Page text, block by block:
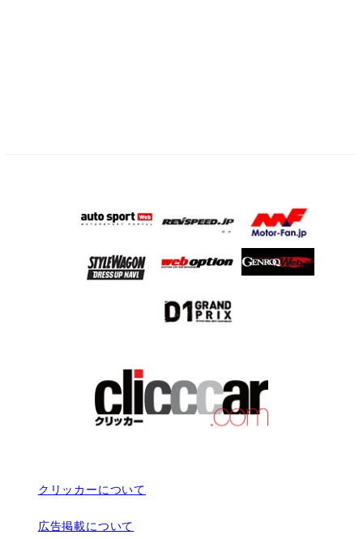
クリッカーについて
広告掲載について